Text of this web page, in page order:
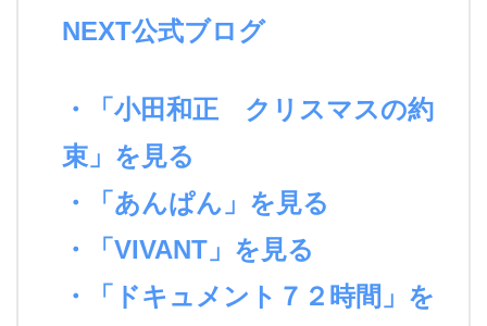
NEXT公式ブログ
・「小田和正 クリスマスの約
束」を見る
・「あんぱん」を見る
・「VIVANT」を見る
・「ドキュメント７２時間」を